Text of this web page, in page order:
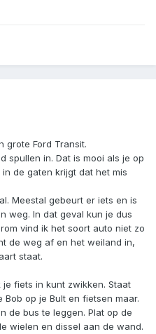
grote Ford Transit.
spullen in. Dat is mooi als je op
de gaten krijgt dat het mis
Meestal gebeurt er iets en is
weg. In dat geval kun je dus
vind ik het soort auto niet zo
de weg af en het weiland in,
staat.
fiets in kunt zwikken. Staat
op je Bult en fietsen maar.
de bus te leggen. Plat op de
wielen en dissel aan de wand.